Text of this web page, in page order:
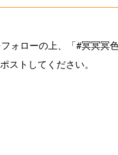
ォローの上、「#冥冥冥
ストしてください。